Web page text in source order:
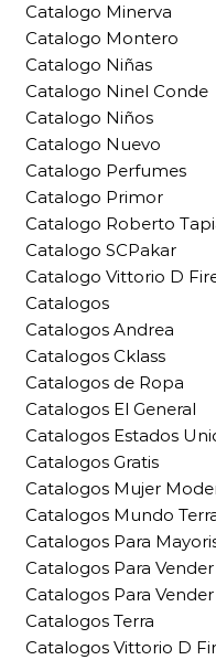
Catalogo Minerva
Catalogo Montero
Catalogo Niñas
Catalogo Ninel Conde
Catalogo Niños
Catalogo Nuevo
Catalogo Perfumes
Catalogo Primor
Catalogo Roberto
Catalogo SCPakar
Catalogo Vittorio D
Catalogos
Catalogos Andrea
Catalogos Cklass
Catalogos de Ropa
Catalogos El General
Catalogos Estados
Catalogos Gratis
Catalogos Mujer
Catalogos Mundo
Catalogos Para
Catalogos Para Vender
Catalogos Para Vender
Catalogos Terra
Catalogos Vittorio D